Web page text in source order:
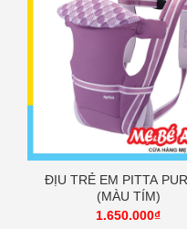
ĐỊU TRẺ EM PITTA
(MÀU TÍM)
1.650.000₫